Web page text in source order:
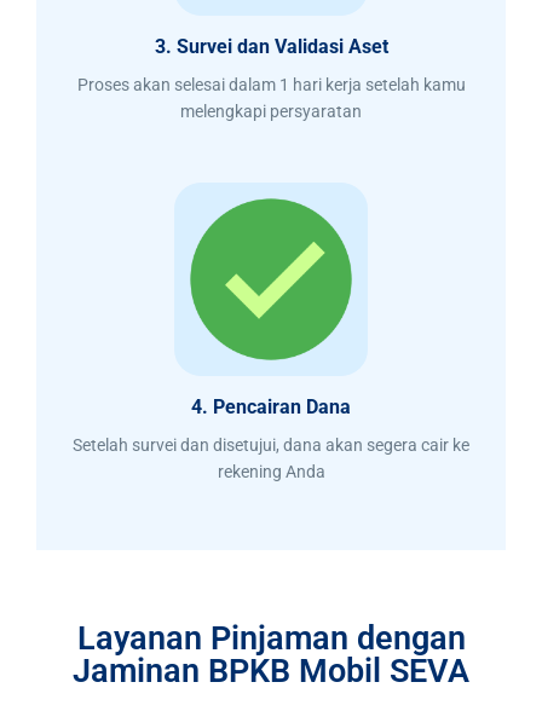
3. Survei dan Validasi Aset
Proses akan selesai dalam 1 hari kerja setelah kamu
melengkapi persyaratan
4. Pencairan Dana
Setelah survei dan disetujui, dana akan segera cair ke
rekening Anda
Layanan Pinjaman dengan
Jaminan BPKB Mobil SEVA